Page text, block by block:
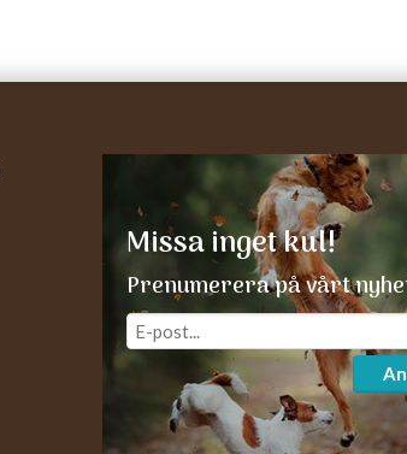
Missa inget kul!
Prenumerera på vårt